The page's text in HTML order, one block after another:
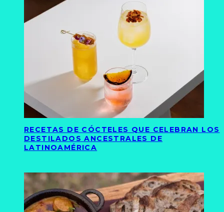
RECETAS DE CÓCTELES QUE CELEBRAN LOS
DESTILADOS ANCESTRALES DE
LATINOAMÉRICA